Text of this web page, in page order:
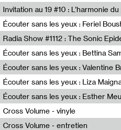
Nathalie Lacroix
Invitation au 19 #10 : L’harmonie
19, CRAC
Écouter sans les yeux : Feriel
Feriel Boushaki
Écouter sans les yeux : Bettina
Bettina Samson
Écouter sans les yeux : Valentine
Valentine Branca
Liza Maignan,Elodie Lecat
Esther Meunier Corfdyr
Cross Volume - vinyle
Cross Volume - entretien